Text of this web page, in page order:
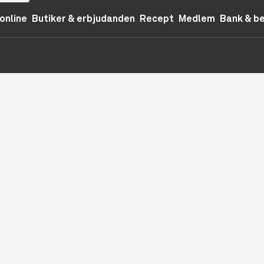
Butiker & erbjudanden Recept Medlem Bank &